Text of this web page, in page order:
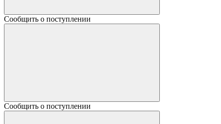
Сообщить о поступлении
Сообщить о поступлении